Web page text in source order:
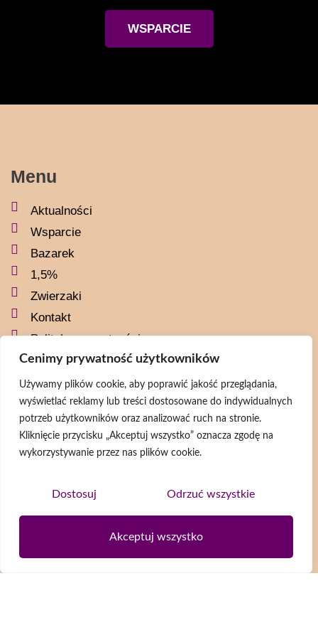
Cenimy prywatność użytkowników
Używamy plików cookie, aby poprawić jakość przeglądania,
wyświetlać reklamy lub treści dostosowane do indywidualnych
potrzeb użytkowników oraz analizować ruch na stronie.
Kliknięcie przycisku „Akceptuj wszystko” oznacza zgodę na
wykorzystywanie przez nas plików cookie.
Dostosuj Odrzuć wszystkie
Akceptuj wszystko
WSPARCIE
Menu
Aktualności
Wsparcie
Bazarek
1,5%
Zwierzaki
Kontakt
Polityka prywatności
naszaszkapaorg
naszaszkapa
@naszaszkapa
Newsletter